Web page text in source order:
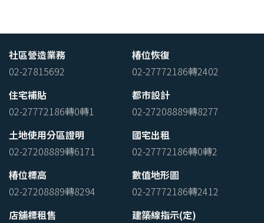
社區營造業務
02-27815692
椿位恢復
02-27772186轉2402
住宅補貼
02-27772186轉0轉1
都市設計
02-27208889轉8277
土地使用分區證明
02-27208889轉6171
國宅出租
02-27772186轉0轉2
椿位標高
02-27208889轉8294
數值地形圖
02-27772186轉2412
店舖標租售
建築線指示(定)